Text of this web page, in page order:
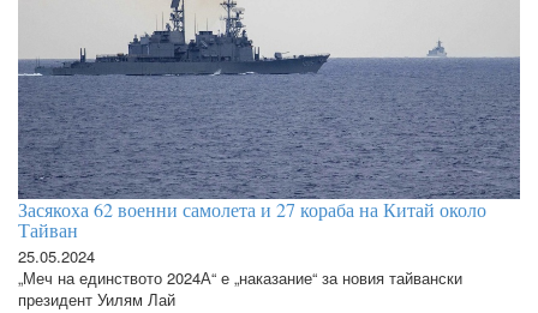
Засякоха 62 военни самолета и 27 кораба на Китай около
Тайван
25.05.2024
„Меч на единството 2024А“ е „наказание“ за новия тайвански
президент Уилям Лай